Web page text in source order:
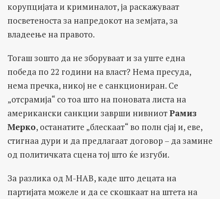
корупцијата и криминалот, ја раскажуваат
посветеноста за напредокот на земјата, за
владеење на правото.
Тогаш зошто да не зборуваат и за уште една
победа по 22 години на власт? Нема пресуда,
нема пречка, никој не е санкциониран. Се
„отсрамија“ со тоа што на поновата листа на
американски санкции заврши нивниотРамиз
Мерко, останатите „блескаат“ во полн сјај и, еве,
стигнаа дури и да предлагаат договор – да замине
од политичката сцена тој што ќе изгуби.
За разлика од М-НАВ, каде што децата на
партијата можеле и да се скошкаат на штета на